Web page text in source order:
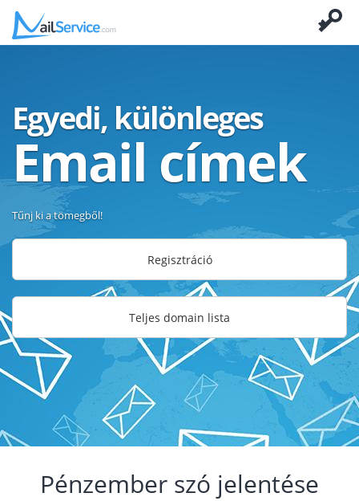
Egyedi, különleges
Email címek
Tűnj ki a tömegből!
Regisztráció
Teljes domain lista
Pénzember szó jelentése